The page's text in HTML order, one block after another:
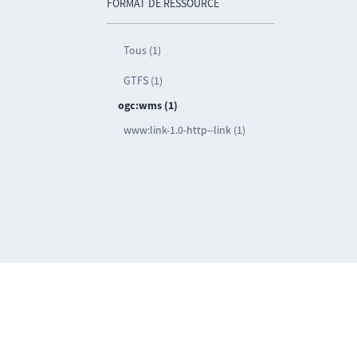
FORMAT DE RESSOURCE
Tous (1)
GTFS (1)
ogc:wms (1)
www:link-1.0-http--link (1)